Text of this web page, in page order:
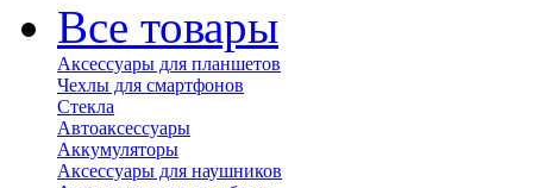
Все товары
Аксессуары для планшетов
Чехлы для смартфонов
Стекла
Автоаксессуары
Аккумуляторы
Аксессуары для наушников